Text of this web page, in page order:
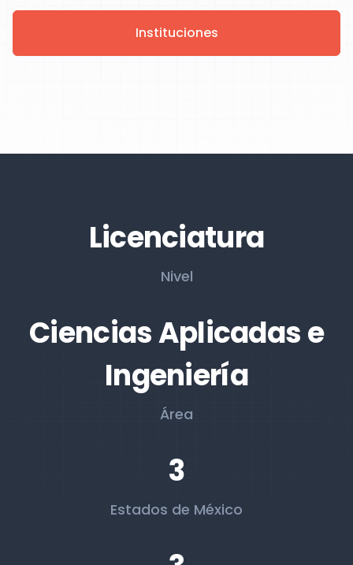
Instituciones
Licenciatura
Nivel
Ciencias Aplicadas e
Ingeniería
Área
3
Estados de México